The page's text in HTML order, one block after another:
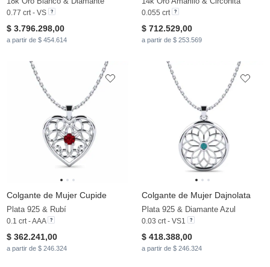
0.77 crt - VS
$ 3.796.298,00
a partir de $ 454.614
0.055 crt
$ 712.529,00
a partir de $ 253.569
Colgante de Mujer Cupide
Plata 925 & Rubí
0.1 crt - AAA
$ 362.241,00
a partir de $ 246.324
Colgante de Mujer Dajnolata
Plata 925 & Diamante Azul
0.03 crt - VS1
$ 418.388,00
a partir de $ 246.324